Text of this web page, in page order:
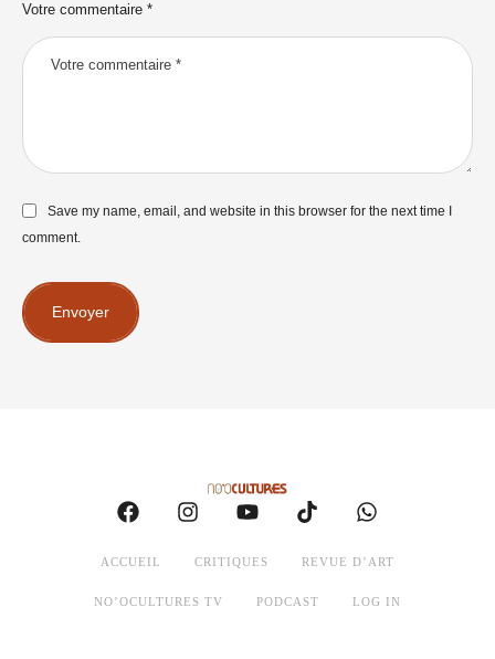
Votre commentaire *
Save my name, email, and website in this browser for the next time I
comment.
Envoyer
ACCUEIL CRITIQUES REVUE D’ART
NO’OCULTURES TV PODCAST LOG IN